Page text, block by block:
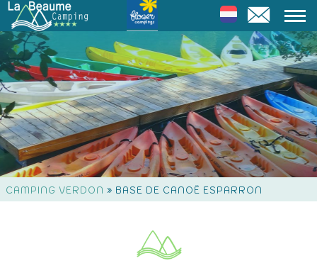
CAMPING VERDON » BASE DE CANOË ESPARRON